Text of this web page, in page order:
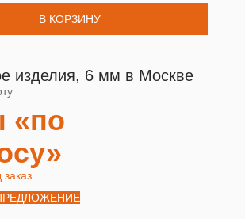
В КОРЗИНУ
изделия, 6 мм в Москве
«по
заказ